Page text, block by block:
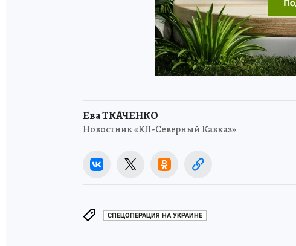
Ева ТКАЧЕНКО
Новостник «КП-Северный Кавказ»
СПЕЦОПЕРАЦИЯ НА УКРАИНЕ